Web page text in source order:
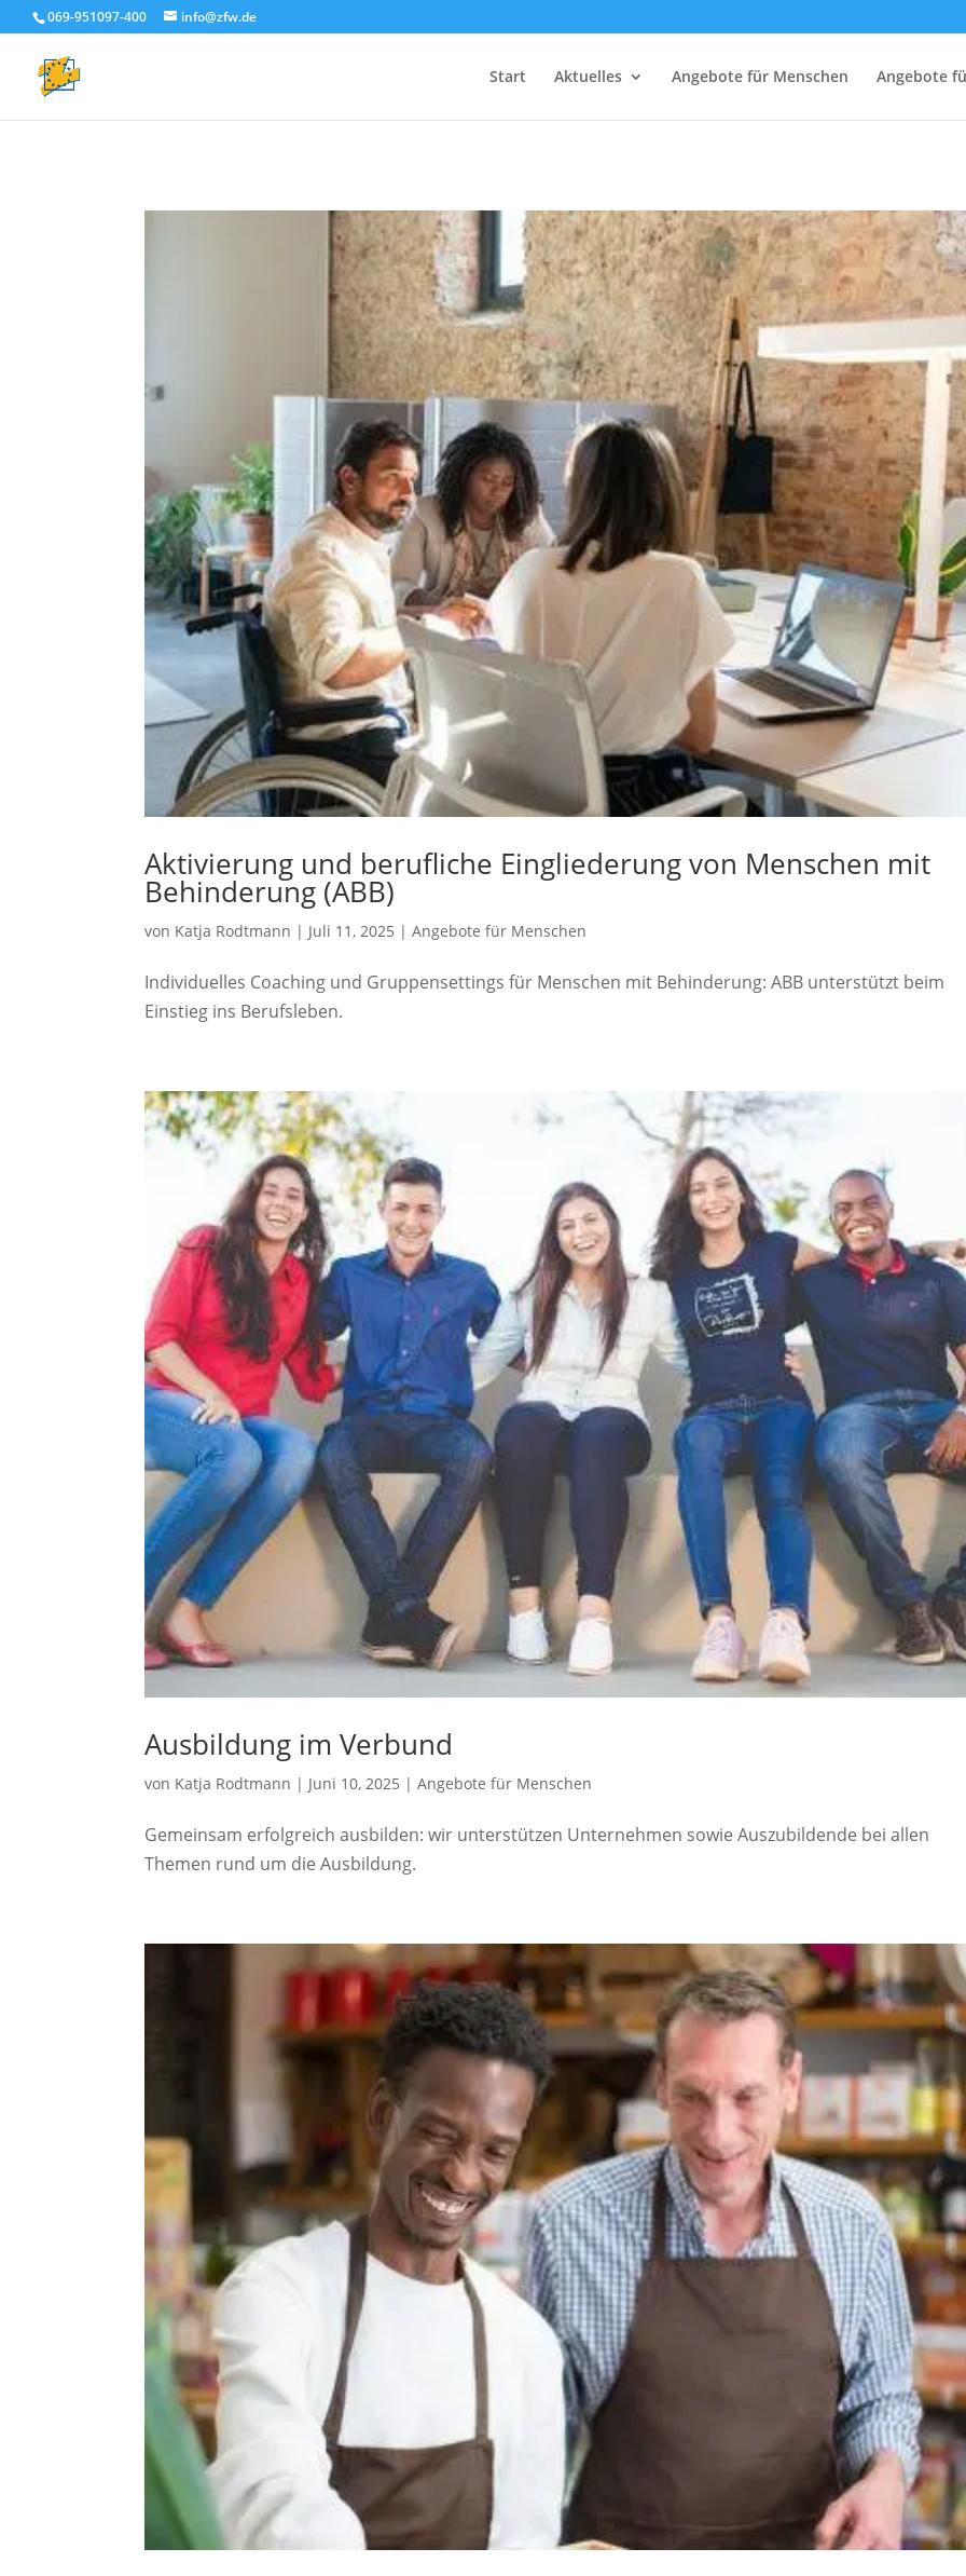
069-951097-400 info@zfw.de
Start Aktuelles Angebote für Menschen Angebote
Aktivierung und berufliche Eingliederung von Menschen mit
Behinderung (ABB)
von Katja Rodtmann | Juli 11, 2025 |Angebote für Menschen
Individuelles Coaching und Gruppensettings für Menschen mit Behinderung: ABB unterstützt beim
Einstieg ins Berufsleben.
Ausbildung im Verbund
von Katja Rodtmann | Juni 10, 2025 |Angebote für Menschen
Gemeinsam erfolgreich ausbilden: wir unterstützen Unternehmen sowie Auszubildende bei allen
Themen rund um die Ausbildung.